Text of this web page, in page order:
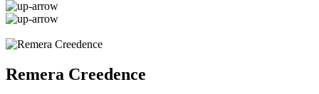
Remera Creedence